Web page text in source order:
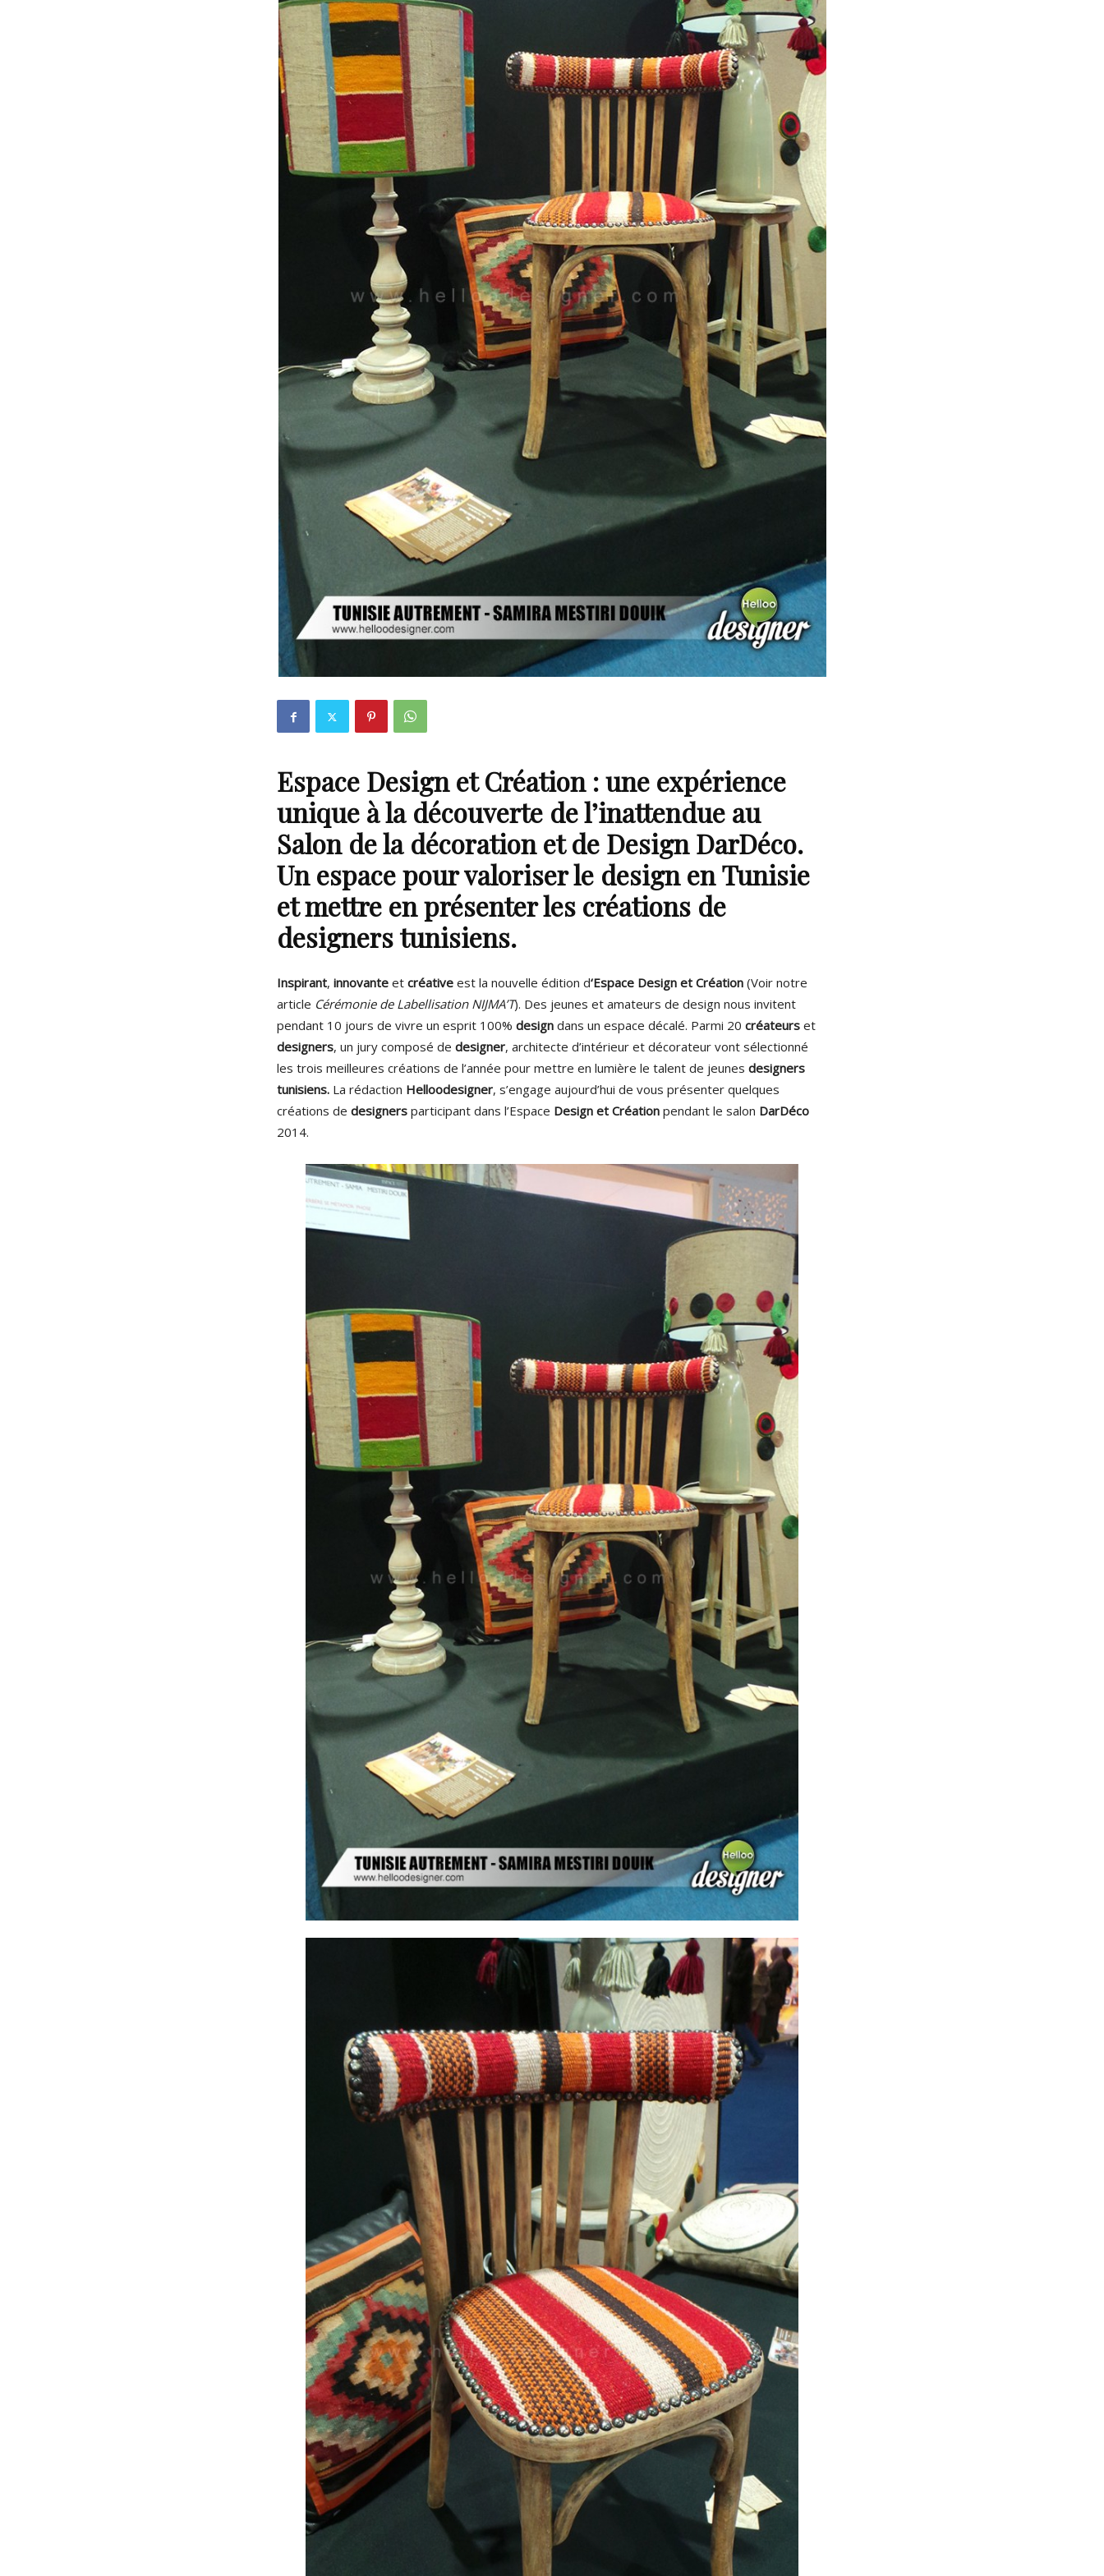
Espace Design et Création : une expérience
unique à la découverte de l’inattendue au
Salon de la décoration et de Design DarDéco.
Un espace pour valoriser le design en Tunisie
et mettre en présenter les créations de
designers tunisiens.
Inspirant, innovante et créative est la nouvelle édition d‘Espace Design et Création (Voir notre
article Cérémonie de Labellisation NIJMA’T). Des jeunes et amateurs de design nous invitent
pendant 10 jours de vivre un esprit 100% design dans un espace décalé. Parmi 20 créateurs et
designers, un jury composé de designer, architecte d’intérieur et décorateur vont sélectionné
les trois meilleures créations de l’année pour mettre en lumière le talent de jeunes designers
tunisiens. La rédaction Helloodesigner, s’engage aujourd’hui de vous présenter quelques
créations de designers participant dans l’Espace Design et Création pendant le salon DarDéco
2014.